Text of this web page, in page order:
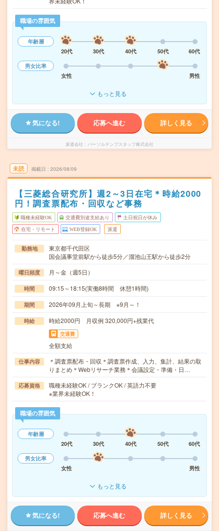
職場の雰囲気
年齢層
20代
30代 40代 50代
60代
男女比率
女性
男性
もっと見る
気になる! 応募へ進む 詳しく見る
派遣会社 パーソルテンプスタッフ株式会社
未読 掲載日 2026/08/09
【三菱総合研究所】週2～3日在宅＊時給2000
円！調査票配布・回収など事務
職種未経験OK 交通費別途支給あり 土日祝日が休み
在宅・リモート WEB登録OK 派遣
勤務地
東京都千代田区
国会議事堂前駅から徒歩5分／溜池山王駅から徒歩2分
曜日頻度 月～金（週5日）
時間 09:15～18:15(実働8時間 休憩1時間)
期間 2026年09月上旬～長期 ※9月～！
時給 時給2000円 月収例 320,000円+残業代
交通費
全額支給
仕事内容
＊調査票配布・回収＊調査票作成、入力、集計、結果の取
りまとめ＊Webリサーチ業務＊会議設定・準備・日…
応募資格
職種未経験OK / ブランクOK / 英語力不要
※業界未経験OK！
職場の雰囲気
年齢層
20代
30代 40代 50代
60代
男女比率
女性
男性
もっと見る
気になる! 応募へ進む 詳しく見る